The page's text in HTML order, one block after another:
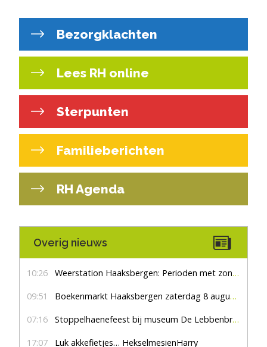
Bezorgklachten
Lees RH online
Sterpunten
Familieberichten
RH Agenda
Overig nieuws
10:26 Weerstation Haaksbergen: Perioden met zon en droog
09:51 Boekenmarkt Haaksbergen zaterdag 8 augustus, marktplein Haaksbergen
07:16 Stoppelhaenefeest bij museum De Lebbenbrugge
17:07 Luk akkefietjes… HekselmesienHarry